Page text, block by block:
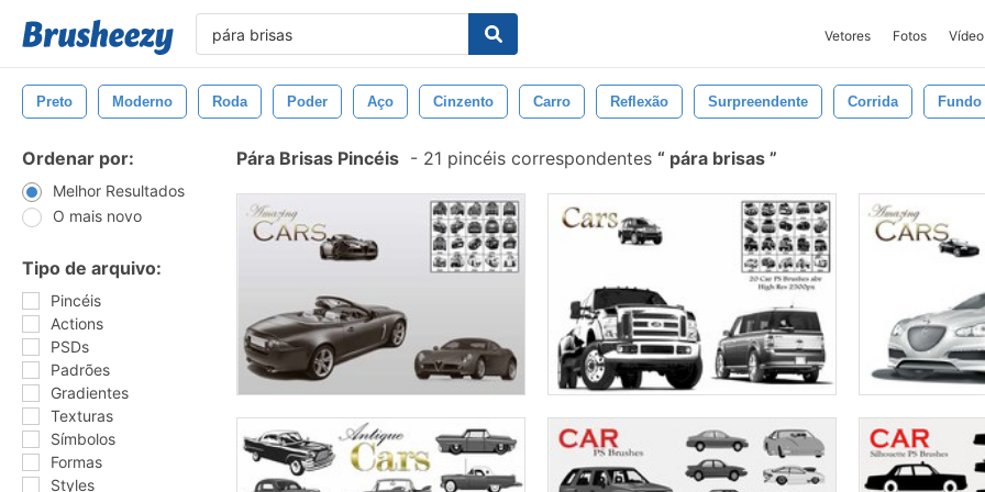
Vetores Fotos Vídeo
Preto Moderno Roda Poder Aço Cinzento Carro Reflexão Surpreendente Corrida Fundo
Ordenar por:
Melhor Resultados
O mais novo
Tipo de arquivo:
Pincéis
Actions
PSDs
Padrões
Gradientes
Texturas
Símbolos
Formas
Styles
Pára Brisas Pincéis - 21 pincéis correspondentes pára brisas